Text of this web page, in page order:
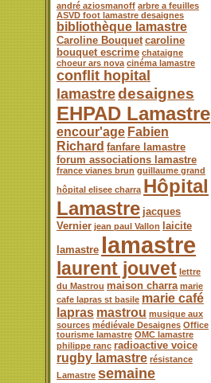
andré aziosmanoff arbre a feuilles
ASVD foot lamastre desaignes
bibliothèque lamastre
Caroline Bouquet caroline
bouquet escrime chataigne
choeur ars nova cinéma lamastre
conflit hopital
lamastredesaignes
EHPAD Lamastre
encour'age Fabien
Richard fanfare lamastre
forum associations lamastre
france vianes brun guillaume grand
hôpital elisee charra Hôpital
Lamastre jacques
Vernier jean paul Vallon
laicite
lamastre lamastre
laurent jouvet lettre
du Mastrou maison charra marie
cafe lapras st basile marie café
lapras mastrou musique aux
sources médiévale Desaignes Office
tourisme lamastre OMC lamastre
philippe ranc radioactive voice
rugby lamastre résistance
Lamastre semaine